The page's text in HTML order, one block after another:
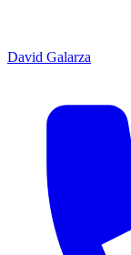
David Galarza